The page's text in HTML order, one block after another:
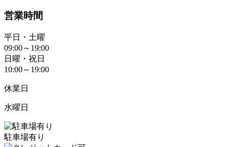
営業時間
平日・土曜
09:00～19:00
日曜・祝日
10:00～19:00
休業日
水曜日
駐車場有り